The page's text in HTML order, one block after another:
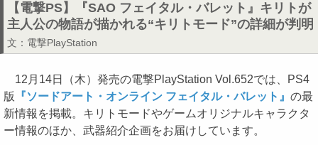
【電撃PS】『SAO フェイタル・バレット』キリトが
主人公の物語が描かれる“キリトモード”の詳細が判明
文： 電撃PlayStation
12月14日（木）発売の電撃PlayStation Vol.652では、PS4
版
『ソードアート・オンライン フェイタル・バレット』 の最
新情報を掲載。キリトモードやゲームオリジナルキャラクタ
ー情報のほか、武器紹介企画をお届けしています。